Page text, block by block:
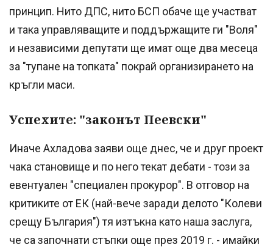
принцип. Нито ДПС, нито БСП обаче ще участват
и така управляващите и поддържащите ги "Воля"
и независими депутати ще имат още два месеца
за "тупане на топката" покрай организирането на
кръгли маси.
Успехите: "законът Пеевски"
Иначе Ахладова заяви още днес, че и друг проект
чака становище и по него текат дебати - този за
евентуален "специален прокурор". В отговор на
критиките от ЕК (най-вече заради делото "Колеви
срещу България") тя изтъкна като наша заслуга,
че са започнати стъпки още през 2019 г. - имайки